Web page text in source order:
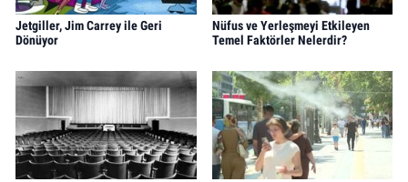
Jetgiller, Jim Carrey ile Geri
Dönüyor
Nüfus ve Yerleşmeyi Etkileyen
Temel Faktörler Nelerdir?